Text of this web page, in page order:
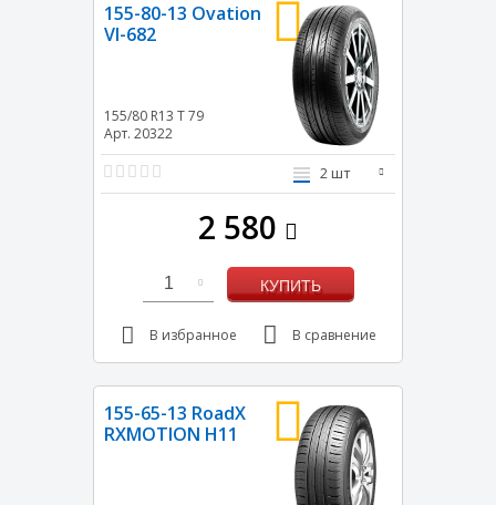
155-80-13 Ovation
VI-682
155/80 R13 T79
Арт. 20322
2 шт
2 580
1 КУПИТЬ
В избранное В сравнение
155-65-13 RoadX
RXMOTION H11